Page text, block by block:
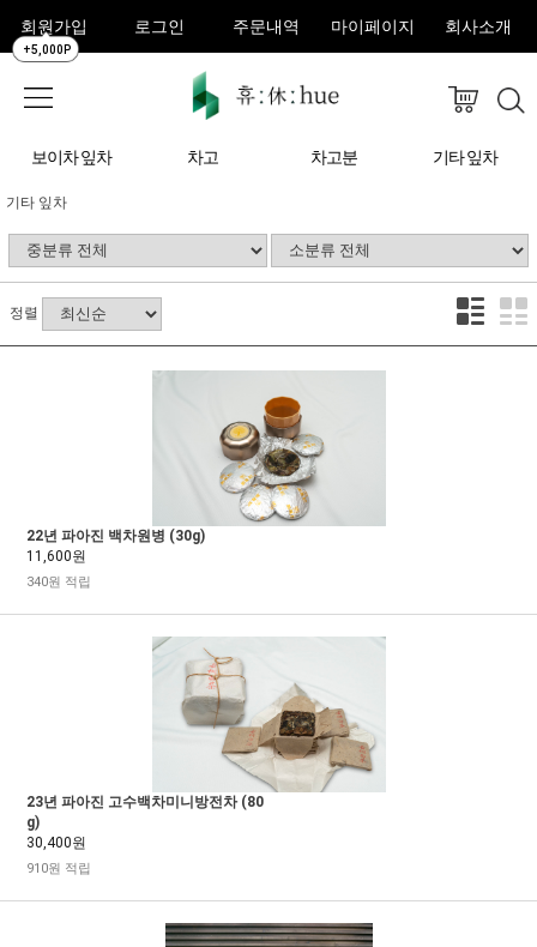
회원가입
+5,000P
로그인 주문내역 마이페이지 회사소개
보이차 잎차 차고 차고분 기타 잎차
기타 잎차
정렬
22년 파아진 백차원병 (30g)
11,600원
340원 적립
23년 파아진 고수백차미니방전차 (80
g)
30,400원
910원 적립